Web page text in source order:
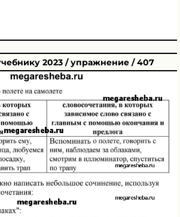
2023 / упражнение / 407